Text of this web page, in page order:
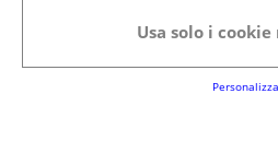
Usa solo i cookie
Personalizza